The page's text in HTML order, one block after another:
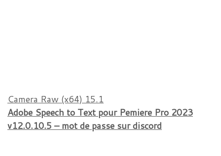
Camera Raw (x64) 15.1
Adobe Speech to Text pour Pemiere Pro 2023
v12.0.10.5 – mot de passe sur discord